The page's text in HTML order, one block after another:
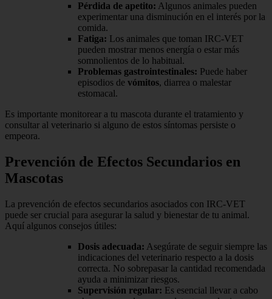
Pérdida de apetito: Algunos animales pueden
experimentar una disminución en el interés por la
comida.
Fatiga: Los animales que toman IRC-VET
pueden mostrar menos energía o estar más
somnolientos de lo habitual.
Problemas gastrointestinales: Puede haber
episodios de vómitos, diarrea o malestar
estomacal.
Es importante monitorear a tu mascota durante el tratamiento y
consultar al veterinario si alguno de estos síntomas persiste o
empeora.
Prevención de Efectos Secundarios en
Mascotas
La prevención de efectos secundarios asociados con IRC-VET
puede ser crucial para asegurar la salud y bienestar de tu animal.
Aquí algunos consejos útiles:
Dosis adecuada: Asegúrate de seguir siempre las
indicaciones del veterinario respecto a la dosis
correcta. No sobrepasar la cantidad recomendada
ayuda a minimizar riesgos.
Supervisión regular: Es esencial llevar a cabo